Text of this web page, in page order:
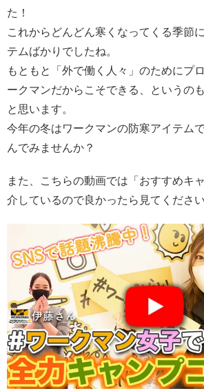
た！
これからどんどん寒くなってくる季節
テムばかりでしたね。
もともと「外で働く人々」のためにプ
ークマンだからこそできる、というの
と思います。
今年の冬はワークマンの防寒アイテム
んでみませんか？
また、こちらの動画では「おすすめキ
介しているので良かったら見てください